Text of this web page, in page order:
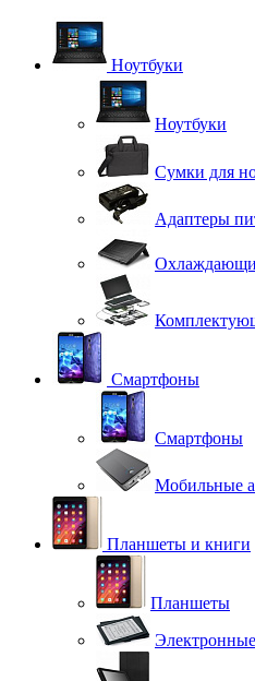
Ноутбуки
Ноутбуки
Сумки для
Адаптеры
Смартфоны
Смартфоны
Мобильные
Планшеты и книги
Планшеты